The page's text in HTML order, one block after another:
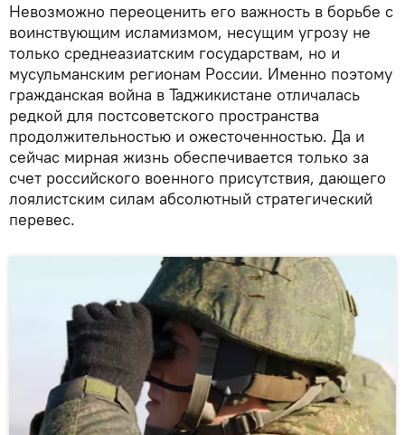
Невозможно переоценить его важность в борьбе с
воинствующим исламизмом, несущим угрозу не
только среднеазиатским государствам, но и
мусульманским регионам России. Именно поэтому
гражданская война в Таджикистане отличалась
редкой для постсоветского пространства
продолжительностью и ожесточенностью. Да и
сейчас мирная жизнь обеспечивается только за
счет российского военного присутствия, дающего
лоялистским силам абсолютный стратегический
перевес.